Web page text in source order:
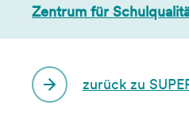
Zentrum für
zurück zu